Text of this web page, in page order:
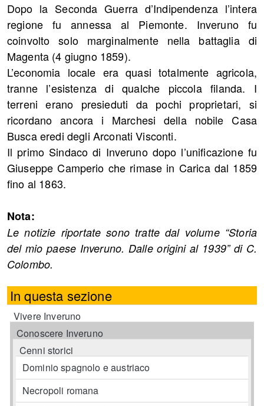
Dopo la Seconda Guerra d’Indipendenza l’intera
regione fu annessa al Piemonte. Inveruno fu
coinvolto solo marginalmente nella battaglia di
Magenta (4 giugno 1859).
L’economia locale era quasi totalmente agricola,
tranne l’esistenza di qualche piccola filanda. I
terreni erano presieduti da pochi proprietari, si
ricordano ancora i Marchesi della nobile Casa
Busca eredi degli Arconati Visconti.
Il primo Sindaco di Inveruno dopo l’unificazione fu
Giuseppe Camperio che rimase in Carica dal 1859
fino al 1863.
Nota:
Le notizie riportate sono tratte dal volume “Storia
del mio paese Inveruno. Dalle origini al 1939” di C.
Colombo.
In questa sezione
Vivere Inveruno
Conoscere Inveruno
Cenni storici
Dominio spagnolo e austriaco
Necropoli romana